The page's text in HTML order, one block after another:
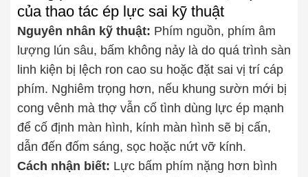
của thao tác ép lực sai kỹ thuật
Nguyên nhân kỹ thuật: Phím nguồn, phím âm
lượng lún sâu, bấm không nảy là do quá trình sàn
linh kiện bị lệch ron cao su hoặc đặt sai vị trí cáp
phím. Nghiêm trọng hơn, nếu khung sườn mới bị
cong vênh mà thợ vẫn cố tình dùng lực ép mạnh
để cố định màn hình, kính màn hình sẽ bị cấn,
dẫn đến đốm sáng, sọc hoặc nứt vỡ kính.
Cách nhận biết: Lực bấm phím nặng hơn bình